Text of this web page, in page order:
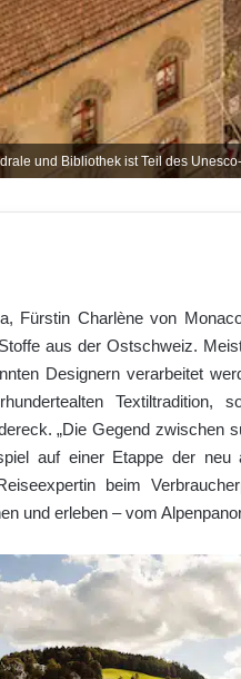
und Bibliothek ist Teil des
Fürstin Charlène von
aus der Ostschweiz.
Designern verarbeitet
Textiltradition,
„Die Gegend zwischen
auf einer Etappe der neu
beim
und erleben – vom